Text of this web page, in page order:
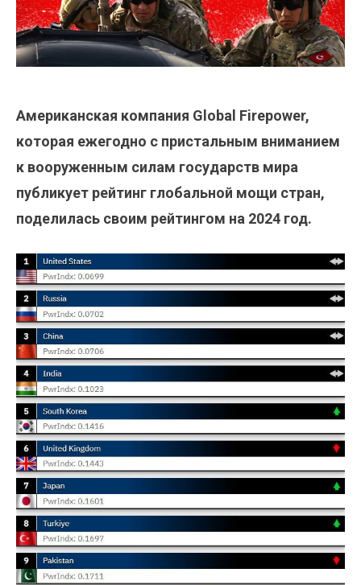
Американская компания Global Firepower,
которая ежегодно с пристальным вниманием
к вооруженным силам государств мира
публикует рейтинг глобальной мощи стран,
поделилась своим рейтингом на 2024 год.